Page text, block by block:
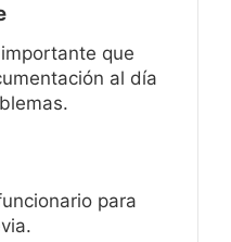
que
al día
para